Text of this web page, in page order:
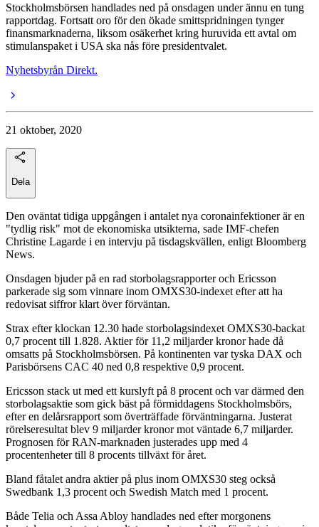
Stockholmsbörsen handlades ned på onsdagen under ännu en tung
rapportdag. Fortsatt oro för den ökade smittspridningen tynger
finansmarknaderna, liksom osäkerhet kring huruvida ett avtal om
stimulanspaket i USA ska nås före presidentvalet.
Nyhetsbyrån Direkt.
21 oktober, 2020
Dela
Den oväntat tidiga uppgången i antalet nya coronainfektioner är en
"tydlig risk" mot de ekonomiska utsikterna, sade IMF-chefen
Christine Lagarde i en intervju på tisdagskvällen, enligt Bloomberg
News.
Onsdagen bjuder på en rad storbolagsrapporter och Ericsson
parkerade sig som vinnare inom OMXS30-indexet efter att ha
redovisat siffror klart över förväntan.
Strax efter klockan 12.30 hade storbolagsindexet OMXS30-backat
0,7 procent till 1.828. Aktier för 11,2 miljarder kronor hade då
omsatts på Stockholmsbörsen. På kontinenten var tyska DAX och
Parisbörsens CAC 40 ned 0,8 respektive 0,9 procent.
Ericsson stack ut med ett kurslyft på 8 procent och var därmed den
storbolagsaktie som gick bäst på förmiddagens Stockholmsbörs,
efter en delårsrapport som överträffade förväntningarna. Justerat
rörelseresultat blev 9 miljarder kronor mot väntade 6,7 miljarder.
Prognosen för RAN-marknaden justerades upp med 4
procentenheter till 8 procents tillväxt för året.
Bland fåtalet andra aktier på plus inom OMXS30 steg också
Swedbank 1,3 procent och Swedish Match med 1 procent.
Både Telia och Assa Abloy handlades ned efter morgonens